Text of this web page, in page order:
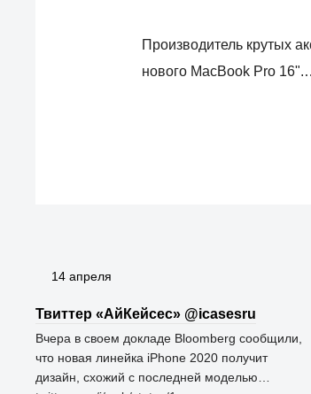
Производитель крутых
нового MacBook Pro
14 апреля
Твиттер «АйКейсес» ‏@icasesru
Вчера в своем докладе Bloomberg сообщили,
что новая линейка iPhone 2020 получит
дизайн, схожий с последней моделью…